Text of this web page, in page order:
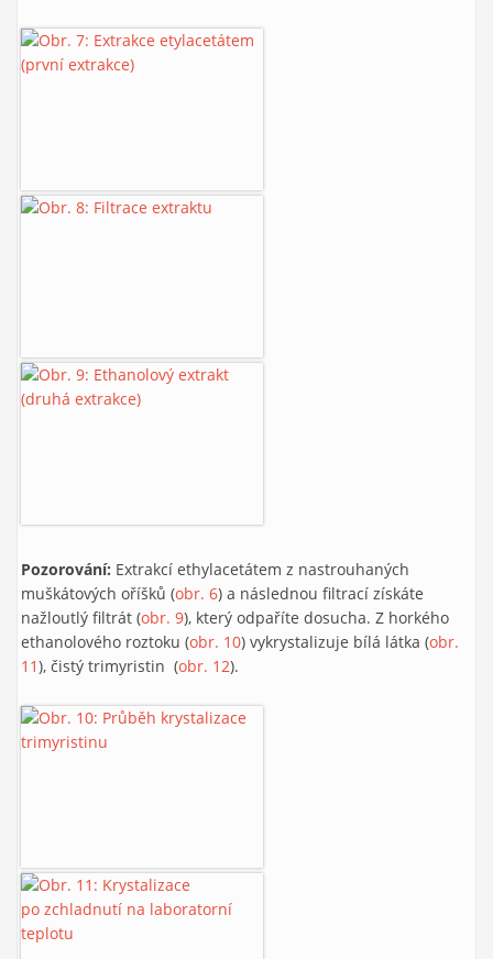
Pozorování: Extrakcí ethylacetátem z nastrouhaných
muškátových oříšků (obr. 6) a následnou filtrací získáte
nažloutlý filtrát (obr. 9), který odpaříte dosucha. Z horkého
ethanolového roztoku (obr. 10) vykrystalizuje bílá látka (obr.
11), čistý trimyristin (obr. 12).